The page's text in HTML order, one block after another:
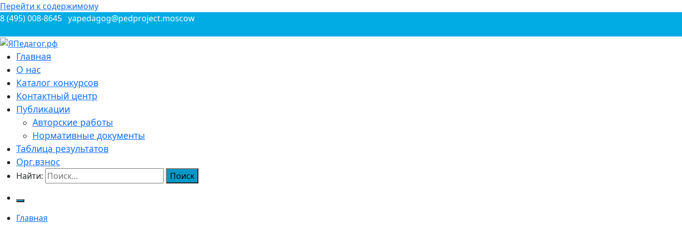
Перейти к содержимому
8 (495) 008-8645 yapedagog@pedproject.moscow
ЯПедагог.рф
Всероссийские конкурсы для педагогов
Главная
О нас
Каталог конкурсов
Контактный центр
Публикации
Авторские работы
Нормативные документы
Таблица результатов
Орг.взнос
Найти:
Главная